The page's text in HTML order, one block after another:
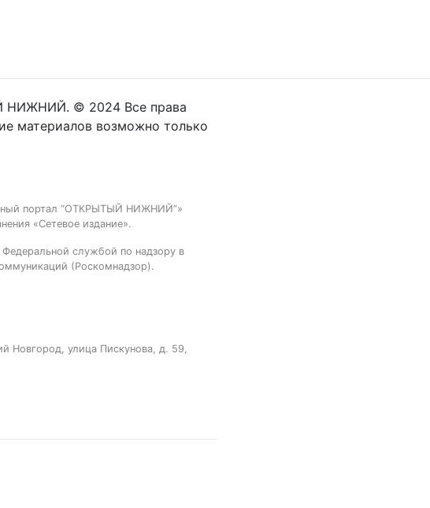
НИЖНИЙ. © 2024 Все права
материалов возможно только
портал “ОТКРЫТЫЙ НИЖНИЙ”»
«Сетевое издание».
службой по надзору в
(Роскомнадзор).
Новгород, улица Пискунова, д. 59,